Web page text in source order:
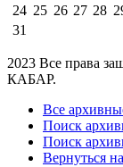
24 25 26 27 28
31
2023 Все права
КАБАР.
Все
Поиск
Поиск
Вернуться